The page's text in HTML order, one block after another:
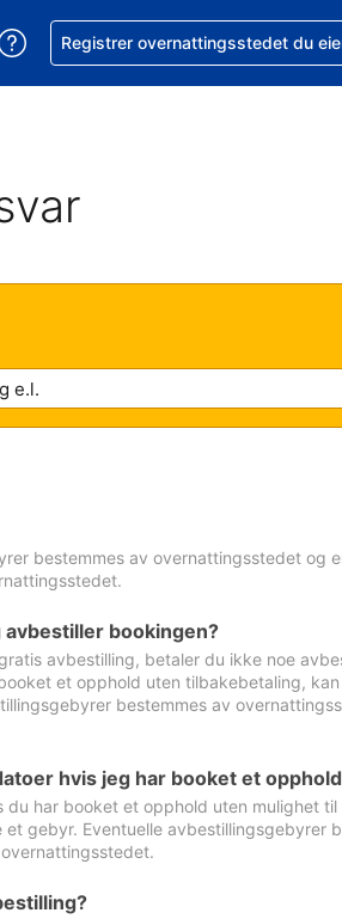
valgt Norsk krone som valuta
Du har valgt Norsk som språk
Få hjelp med bookingen din
Registrer overnattingsstedet du
bestemmes av overnattingsstedet og
bookingen?
avbestilling, betaler du ikke noe
et opphold uten tilbakebetaling,
bestemmes av
hvis jeg har booket et
du har booket et opphold uten mulighet
gebyr. Eventuelle avbestillingsgebyrer